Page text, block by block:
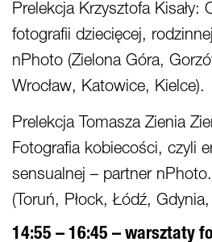
Prelekcja Krzysztofa Kisały:
fotografii dziecięcej,
nPhoto (Zielona Góra,
Wrocław, Katowice, Kielce).
Prelekcja Tomasza Zienia
Fotografia kobiecości, czyli
sensualnej – partner
(Toruń, Płock, Łódź,
14:55 – 16:45 – warsztaty